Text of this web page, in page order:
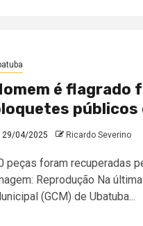
é flagrado
públicos
29/04/2025 Ricardo Severino
peças foram recuperadas
Reprodução Na
(GCM) de Ubatuba...